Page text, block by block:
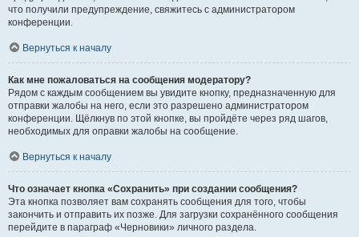
что получили предупреждение, свяжитесь с администратором
конференции.
Вернуться к началу
Как мне пожаловаться на сообщения модератору?
Рядом с каждым сообщением вы увидите кнопку, предназначенную для
отправки жалобы на него, если это разрешено администратором
конференции. Щёлкнув по этой кнопке, вы пройдёте через ряд шагов,
необходимых для оправки жалобы на сообщение.
Вернуться к началу
Что означает кнопка «Сохранить» при создании сообщения?
Эта кнопка позволяет вам сохранять сообщения для того, чтобы
закончить и отправить их позже. Для загрузки сохранённого сообщения
перейдите в параграф «Черновики» личного раздела.